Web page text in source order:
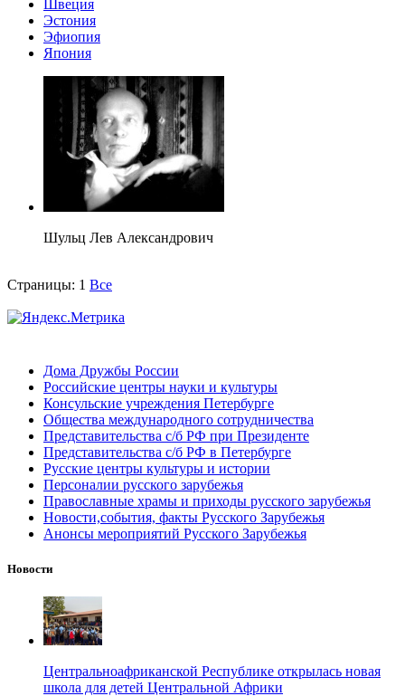
Швеция
Эстония
Эфиопия
Япония
Шульц Лев Александрович
Страницы: 1 Все
Дома Дружбы России
Российские центры науки и культуры
Консульские учреждения Петербурге
Общества международного сотрудничества
Представительства с/б РФ при Президенте
Представительства с/б РФ в Петербурге
Русские центры культуры и истории
Персоналии русского зарубежья
Православные храмы и приходы русского зарубежья
Новости,события, факты Русского Зарубежья
Анонсы мероприятий Русского Зарубежья
Новости
Центральноафриканской Республике открылась новая
школа для детей Центральной Африки